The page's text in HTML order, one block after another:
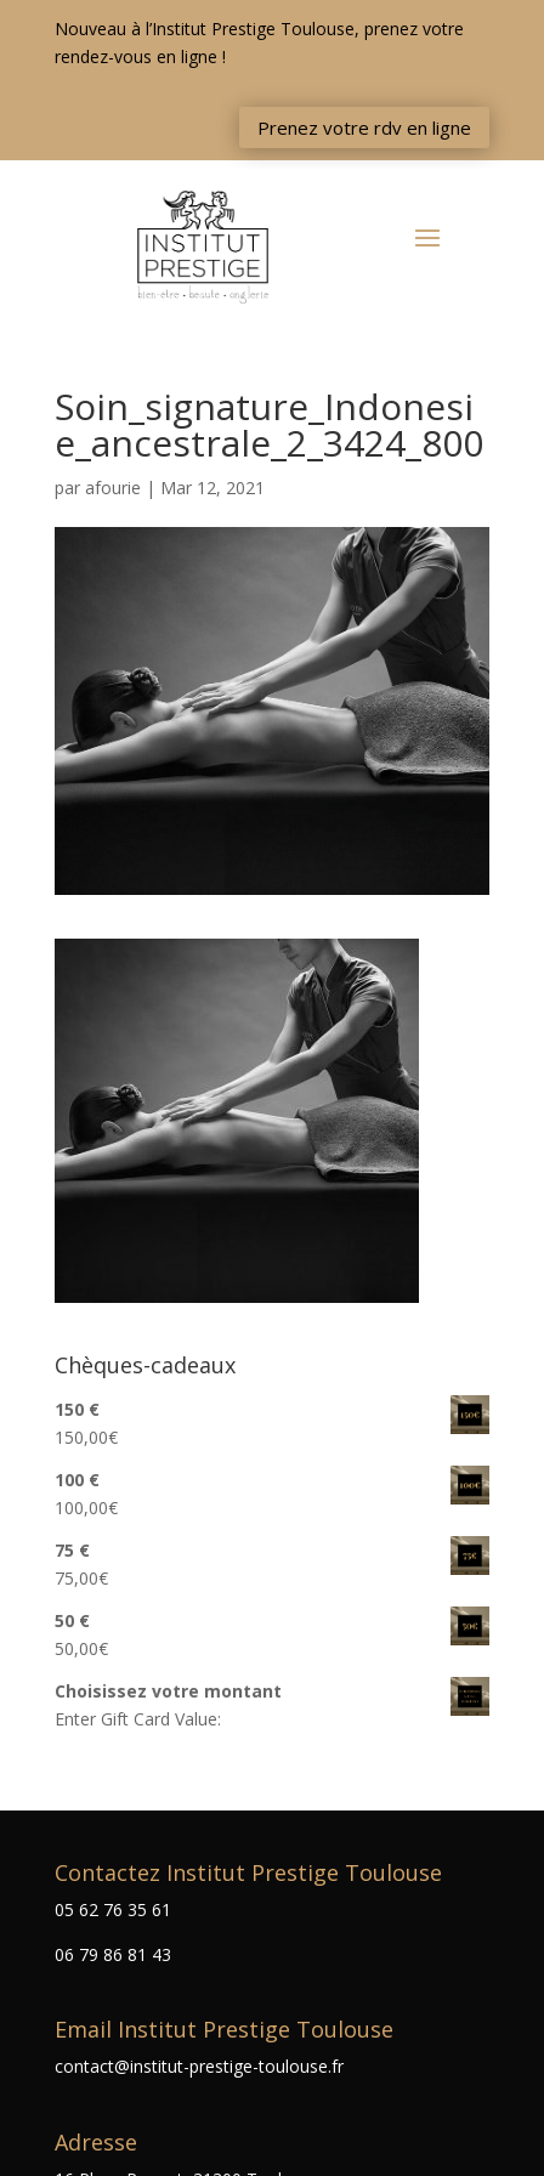
Nouveau à l’Institut Prestige Toulouse, prenez votre
rendez-vous en ligne !
Prenez votre rdv en ligne
Soin_signature_Indonesi
e_ancestrale_2_3424_800
par afourie | Mar 12, 2021
Chèques-cadeaux
150 €
150,00€
100 €
100,00€
75 €
75,00€
50 €
50,00€
Choisissez votre montant
Enter Gift Card Value:
Contactez Institut Prestige Toulouse
05 62 76 35 61
06 79 86 81 43
Email Institut Prestige Toulouse
contact@institut-prestige-toulouse.fr
Adresse